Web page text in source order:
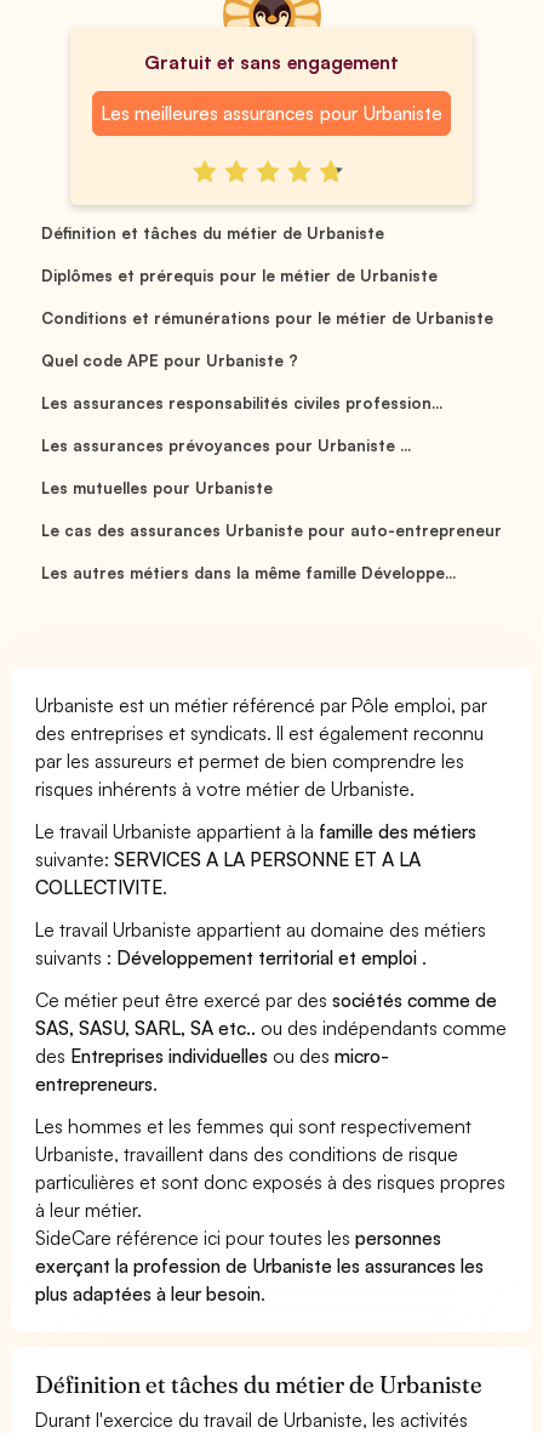
Gratuit et sans engagement
Les meilleures assurances pour Urbaniste
Définition et tâches du métier de Urbaniste
Diplômes et prérequis pour le métier de Urbaniste
Conditions et rémunérations pour le métier de Urbaniste
Quel code APE pour Urbaniste ?
Les assurances responsabilités civiles profession...
Les assurances prévoyances pour Urbaniste ...
Les mutuelles pour Urbaniste
Le cas des assurances Urbaniste pour auto-entrepreneur
Les autres métiers dans la même famille Développe...
Urbaniste est un métier référencé par Pôle emploi, par
des entreprises et syndicats. Il est également reconnu
par les assureurs et permet de bien comprendre les
risques inhérents à votre métier de Urbaniste.
Le travail Urbaniste appartient à la famille des métiers
suivante:SERVICES A LA PERSONNE ET A LA
COLLECTIVITE.
Le travail Urbaniste appartient au domaine des métiers
suivants : Développement territorial et emploi .
Ce métier peut être exercé par dessociétés comme de
SAS, SASU, SARL, SA etc.. ou des indépendants comme
des Entreprises individuelles ou desmicro-
entrepreneurs.
Les hommes et les femmes qui sont respectivement
Urbaniste, travaillent dans des conditions de risque
particulières et sont donc exposés à des risques propres
à leur métier.
SideCare référence ici pour toutes lespersonnes
exerçant la profession de Urbaniste les assurances les
plus adaptées à leur besoin.
Définition et tâches du métier de Urbaniste
Durant l'exercice du travail de Urbaniste, les activités